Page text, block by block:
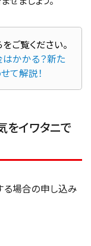
かかる？新た
て解説！
イワタニで
る場合の申し込み